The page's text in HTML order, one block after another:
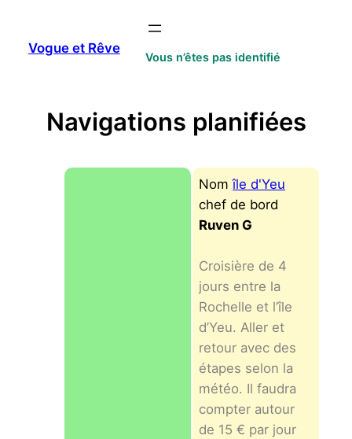
contenu
Vogue et Rêve
Vous n’êtes pas identifié
Navigations planifiées
Nomîle d'Yeu
chef de bord
Ruven G
Croisière de 4
jours entre la
Rochelle et l’île
d’Yeu. Aller et
retour avec des
étapes selon la
météo. Il faudra
compter autour
de 15 € par jour